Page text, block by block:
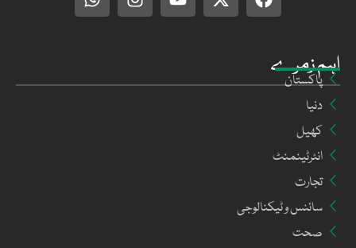
اہم زمرے
پاکستان
دنیا
کھیل
انٹرٹینمنٹ
تجارت
سائنس و ٹیکنالوجی
صحت